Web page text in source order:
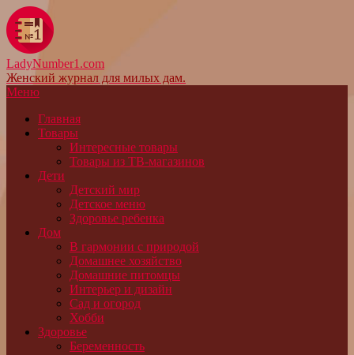
LadyNumber1.com
Женский журнал для милых дам.
Меню
Главная
Товары
Интересные товары
Товары из ТВ-магазинов
Дети
Детский мир
Детское меню
Здоровье ребенка
Дом
В гармонии с природой
Домашнее хозяйство
Домашние питомцы
Интерьер и дизайн
Сад и огород
Хобби
Здоровье
Беременность